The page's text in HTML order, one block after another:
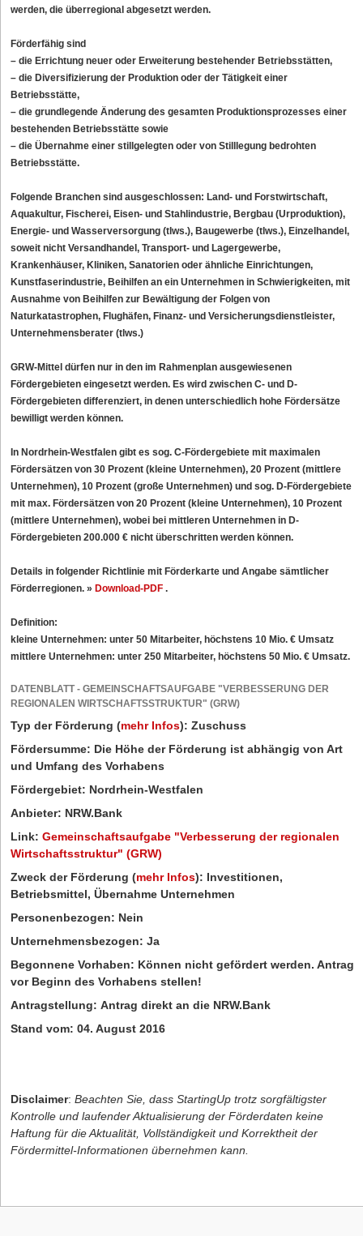
werden, die überregional abgesetzt werden.
Förderfähig sind
– die Errichtung neuer oder Erweiterung bestehender Betriebsstätten,
– die Diversifizierung der Produktion oder der Tätigkeit einer
Betriebsstätte,
– die grundlegende Änderung des gesamten Produktionsprozesses einer
bestehenden Betriebsstätte sowie
– die Übernahme einer stillgelegten oder von Stilllegung bedrohten
Betriebsstätte.
Folgende Branchen sind ausgeschlossen: Land- und Forstwirtschaft,
Aquakultur, Fischerei, Eisen- und Stahlindustrie, Bergbau (Urproduktion),
Energie- und Wasserversorgung (tlws.), Baugewerbe (tlws.), Einzelhandel,
soweit nicht Versandhandel, Transport- und Lagergewerbe,
Krankenhäuser, Kliniken, Sanatorien oder ähnliche Einrichtungen,
Kunstfaserindustrie, Beihilfen an ein Unternehmen in Schwierigkeiten, mit
Ausnahme von Beihilfen zur Bewältigung der Folgen von
Naturkatastrophen, Flughäfen, Finanz- und Versicherungsdienstleister,
Unternehmensberater (tlws.)
GRW-Mittel dürfen nur in den im Rahmenplan ausgewiesenen
Fördergebieten eingesetzt werden. Es wird zwischen C- und D-
Fördergebieten differenziert, in denen unterschiedlich hohe Fördersätze
bewilligt werden können.
In Nordrhein-Westfalen gibt es sog. C-Fördergebiete mit maximalen
Fördersätzen von 30 Prozent (kleine Unternehmen), 20 Prozent (mittlere
Unternehmen), 10 Prozent (große Unternehmen) und sog. D-Fördergebiete
mit max. Fördersätzen von 20 Prozent (kleine Unternehmen), 10 Prozent
(mittlere Unternehmen), wobei bei mittleren Unternehmen in D-
Fördergebieten 200.000 € nicht überschritten werden können.
Details in folgender Richtlinie mit Förderkarte und Angabe sämtlicher
Förderregionen. » Download-PDF .
Definition:
kleine Unternehmen: unter 50 Mitarbeiter, höchstens 10 Mio. € Umsatz
mittlere Unternehmen: unter 250 Mitarbeiter, höchstens 50 Mio. € Umsatz.
DATENBLATT - GEMEINSCHAFTSAUFGABE "VERBESSERUNG DER
REGIONALEN WIRTSCHAFTSSTRUKTUR" (GRW)
Typ der Förderung (mehr Infos): Zuschuss
Fördersumme: Die Höhe der Förderung ist abhängig von Art
und Umfang des Vorhabens
Fördergebiet: Nordrhein-Westfalen
Anbieter: NRW.Bank
Link: Gemeinschaftsaufgabe "Verbesserung der regionalen
Wirtschaftsstruktur" (GRW)
Zweck der Förderung (mehr Infos): Investitionen,
Betriebsmittel, Übernahme Unternehmen
Personenbezogen: Nein
Unternehmensbezogen: Ja
Begonnene Vorhaben: Können nicht gefördert werden. Antrag
vor Beginn des Vorhabens stellen!
Antragstellung: Antrag direkt an die NRW.Bank
Stand vom: 04. August 2016
Disclaimer: Beachten Sie, dass StartingUp trotz sorgfältigster
Kontrolle und laufender Aktualisierung der Förderdaten keine
Haftung für die Aktualität, Vollständigkeit und Korrektheit der
Fördermittel-Informationen übernehmen kann.